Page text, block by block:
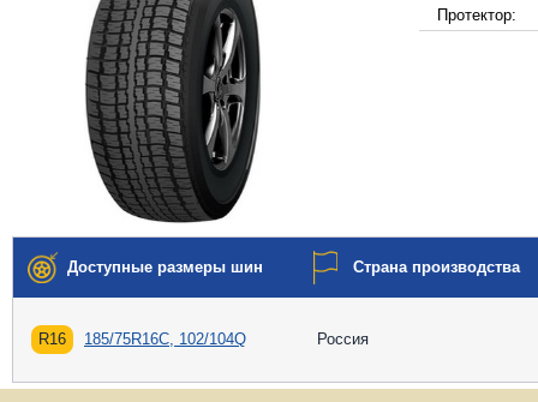
Протектор:
Доступные размеры шин Страна производства
R16 185/75R16C, 102/104Q Россия